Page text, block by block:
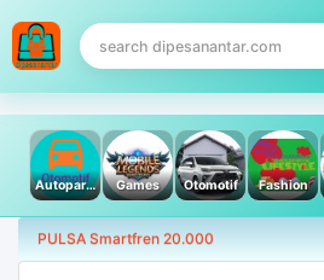
Autoparts Games Otomotif Fashion
PULSA Smartfren 20.000